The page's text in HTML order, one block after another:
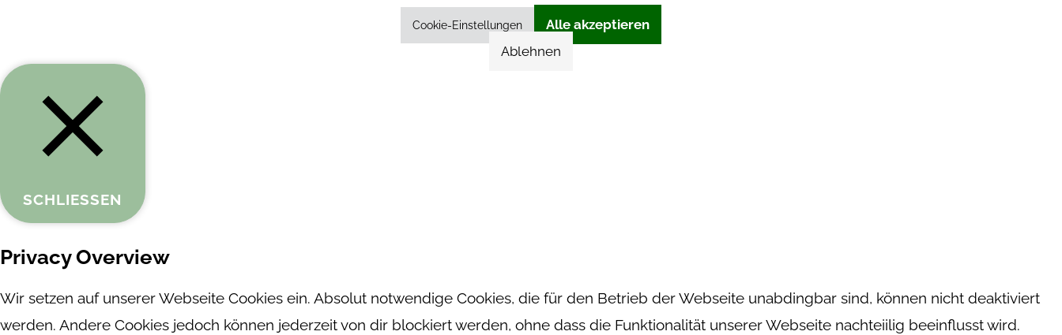
Cookie-Einstellungen
Alle akzeptieren
Ablehnen
SCHLIESSEN
Privacy Overview
Wir setzen auf unserer Webseite Cookies ein. Absolut notwendige Cookies, die für den Betrieb der Webseite unabdingbar sind, können nicht deaktiviert
werden. Andere Cookies jedoch können jederzeit von dir blockiert werden, ohne dass die Funktionalität unserer Webseite nachteiilig beeinflusst wird.